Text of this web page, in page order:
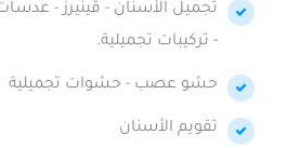
تجميل الأسنان - ڤينيرز -
- تركيبات تجميلية.
حشو عصب - حشوات تجميلية
تقويم الأسنان